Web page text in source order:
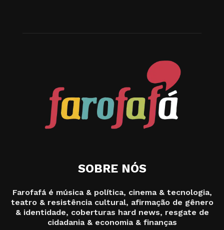
SOBRE NÓS
Farofafá é música & política, cinema & tecnologia,
teatro & resistência cultural, afirmação de gênero
& identidade, coberturas hard news, resgate de
cidadania & economia & finanças